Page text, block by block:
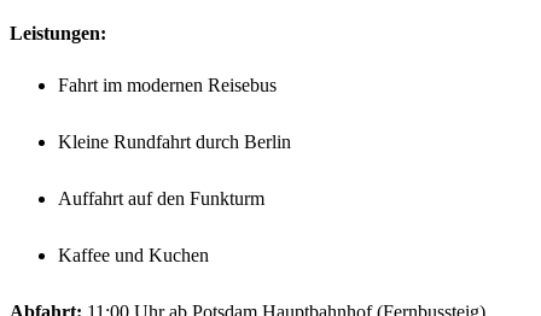
Leistungen:
Fahrt im modernen Reisebus
Kleine Rundfahrt durch Berlin
Auffahrt auf den Funkturm
Kaffee und Kuchen
Abfahrt: 11:00 Uhr ab Potsdam Hauptbahnhof (Fernbussteig)